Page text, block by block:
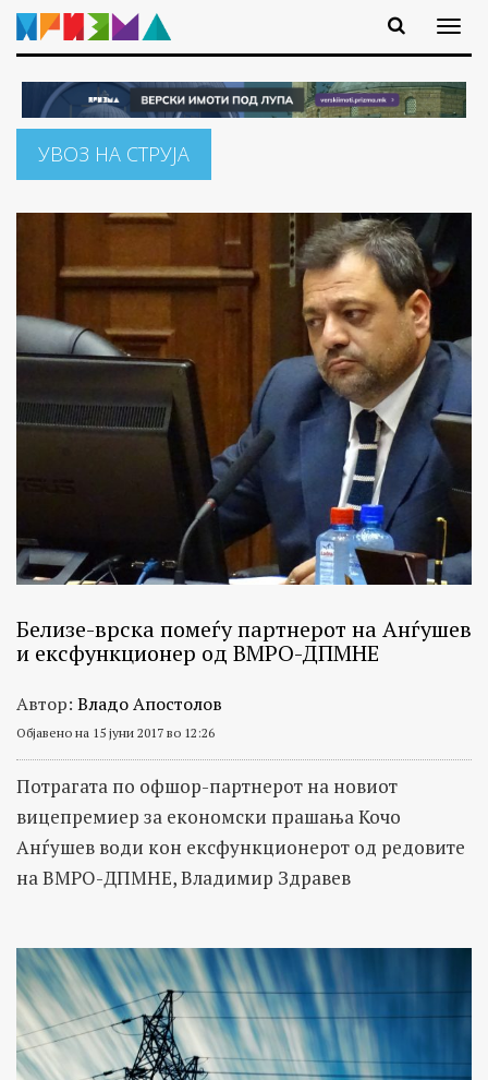
УВОЗ НА СТРУЈА
Белизе-врска помеѓу партнерот на Анѓушев
и ексфункционер од ВМРО-ДПМНЕ
Автор: Владо Апостолов
Објавено на 15 јуни 2017 во 12:26
Потрагата по офшор-партнерот на новиот
вицепремиер за економски прашања Кочо
Анѓушев води кон ексфункционерот од редовите
на ВМРО-ДПМНЕ, Владимир Здравев